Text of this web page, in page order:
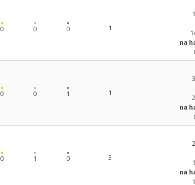
0 0 0 1
na
0 0 1 1
na
0 1 0 3
na